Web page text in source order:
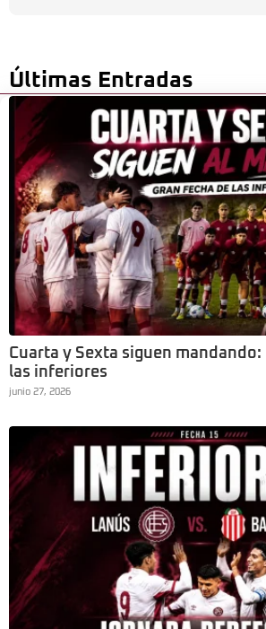
Últimas Entradas
Cuarta y Sexta siguen mandando:
las inferiores
junio 27, 2026